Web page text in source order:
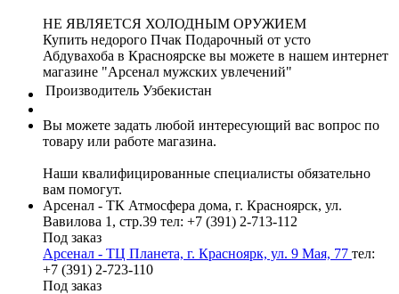
НЕ ЯВЛЯЕТСЯ ХОЛОДНЫМ ОРУЖИЕМ
Купить недорого Пчак Подарочный от усто
Абдувахоба в Красноярске вы можете в нашем интернет
магазине "Арсенал мужских увлечений"
Производитель Узбекистан
Вы можете задать любой интересующий вас вопрос по
товару или работе магазина.
Наши квалифицированные специалисты обязательно
вам помогут.
Арсенал - ТК Атмосфера дома, г. Красноярск, ул.
Вавилова 1, стр.39 тел: +7 (391) 2-713-112
Под заказ
Арсенал - ТЦ Планета, г. Красноярк, ул. 9 Мая, 77 тел:
+7 (391) 2-723-110
Под заказ